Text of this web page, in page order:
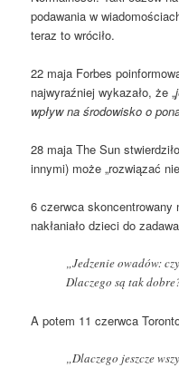
podawania w
teraz to wróciło.
22 maja Forbes
najwyraźniej wykazało, że „
wpływ na środowisko o
28 maja The Sun
innymi) może „rozwiązać
6 czerwca skoncentrowany
nakłaniało dzieci do
„Jedzenie owadów:
Dlaczego są tak
A potem 11 czerwca
„Dlaczego jeszcze